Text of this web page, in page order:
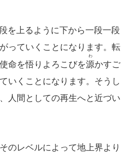
を上るように下から一段一段
っていくことになります。転
命を悟りよろこびを源
わ
かすご
いくことになります。そうし
人間としての再生へと近づい
のレベルによって地上界より